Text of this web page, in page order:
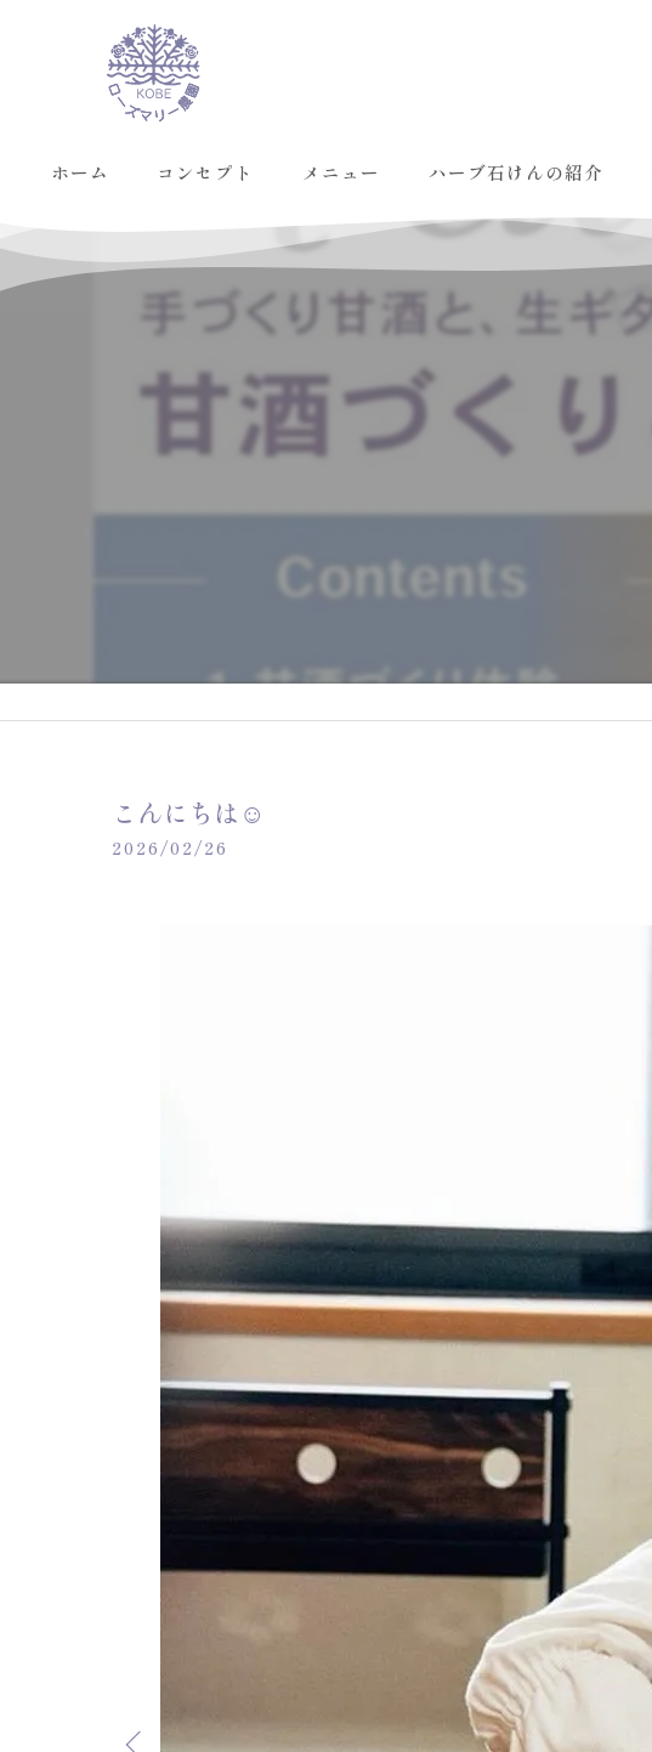
ホーム コンセプト メニュー ハーブ石けんの紹介
こんにちは☺️
2026/02/26